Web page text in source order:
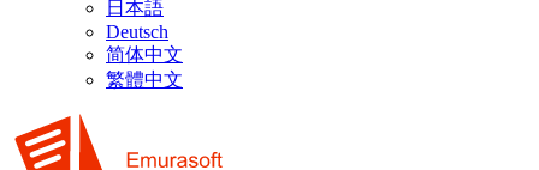
日本語
Deutsch
简体中文
繁體中文